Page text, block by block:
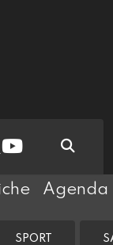
Agenda
SPORT